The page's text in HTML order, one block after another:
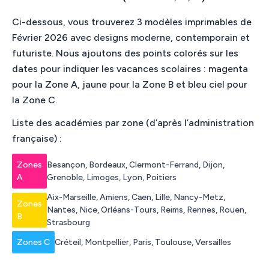
Ci-dessous, vous trouverez 3 modèles imprimables de
Février 2026 avec designs moderne, contemporain et
futuriste. Nous ajoutons des points colorés sur les
dates pour indiquer les vacances scolaires : magenta
pour la Zone A, jaune pour la Zone B et bleu ciel pour
la Zone C.
Liste des académies par zone (d’après l’administration
française) :
Zones
A
Besançon, Bordeaux, Clermont-Ferrand, Dijon,
Grenoble, Limoges, Lyon, Poitiers
Zones
B
Aix-Marseille, Amiens, Caen, Lille, Nancy-Metz,
Nantes, Nice, Orléans-Tours, Reims, Rennes, Rouen,
Strasbourg
Zones C Créteil, Montpellier, Paris, Toulouse, Versailles